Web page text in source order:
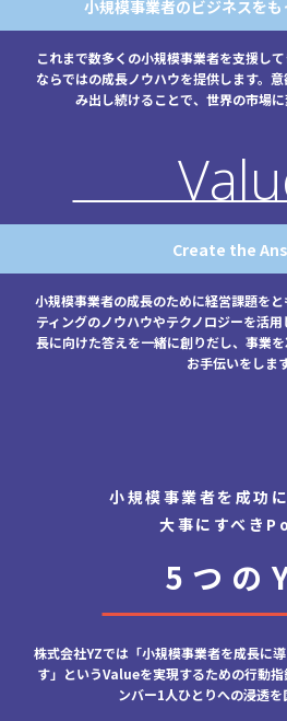
小規模事業者のビジネスをも
これまで数多くの小規模事業者を支援し
ならではの成長ノウハウを提供します。
み出し続けることで、世界の市場に
Create the
小規模事業者の成長のために経営課題を
ティングのノウハウやテクノロジーを活
長に向けた答えを一緒に創りだし、事業
お手伝いをします
小規模事業者を成功
大事にすべき
5つの
株式会社YZでは「小規模事業者を成長に
す」というValueを実現するための行動
ンバー1人ひとりへの浸透を